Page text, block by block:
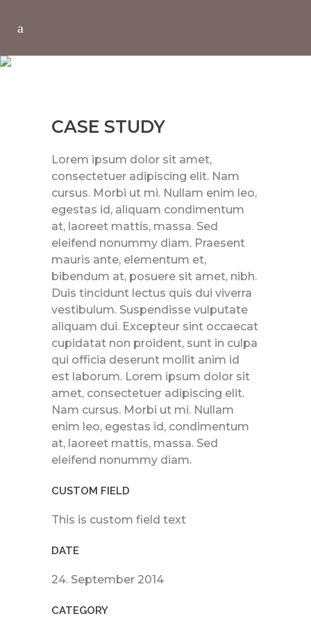
CASE STUDY
Lorem ipsum dolor sit amet,
consectetuer adipiscing elit. Nam
cursus. Morbi ut mi. Nullam enim leo,
egestas id, aliquam condimentum
at, laoreet mattis, massa. Sed
eleifend nonummy diam. Praesent
mauris ante, elementum et,
bibendum at, posuere sit amet, nibh.
Duis tincidunt lectus quis dui viverra
vestibulum. Suspendisse vulputate
aliquam dui. Excepteur sint occaecat
cupidatat non proident, sunt in culpa
qui officia deserunt mollit anim id
est laborum. Lorem ipsum dolor sit
amet, consectetuer adipiscing elit.
Nam cursus. Morbi ut mi. Nullam
enim leo, egestas id, condimentum
at, laoreet mattis, massa. Sed
eleifend nonummy diam.
CUSTOM FIELD
This is custom field text
DATE
24. September 2014
CATEGORY